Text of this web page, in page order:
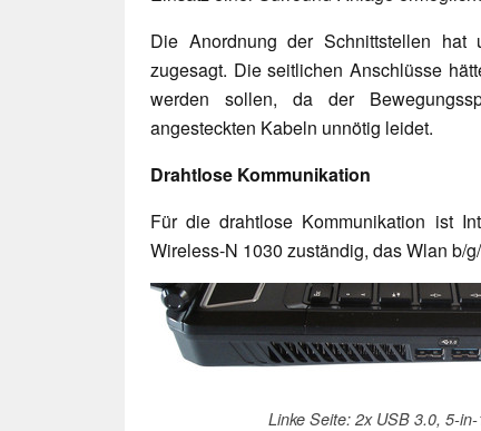
Die Anordnung der Schnittstellen
zugesagt. Die seitlichen Anschlüsse
werden sollen, da der
angesteckten Kabeln unnötig leidet.
Drahtlose Kommunikation
Für die drahtlose Kommunikation ist
Wireless-N 1030 zuständig, das Wlan b/
Linke Seite: 2x USB 3.0, 5-